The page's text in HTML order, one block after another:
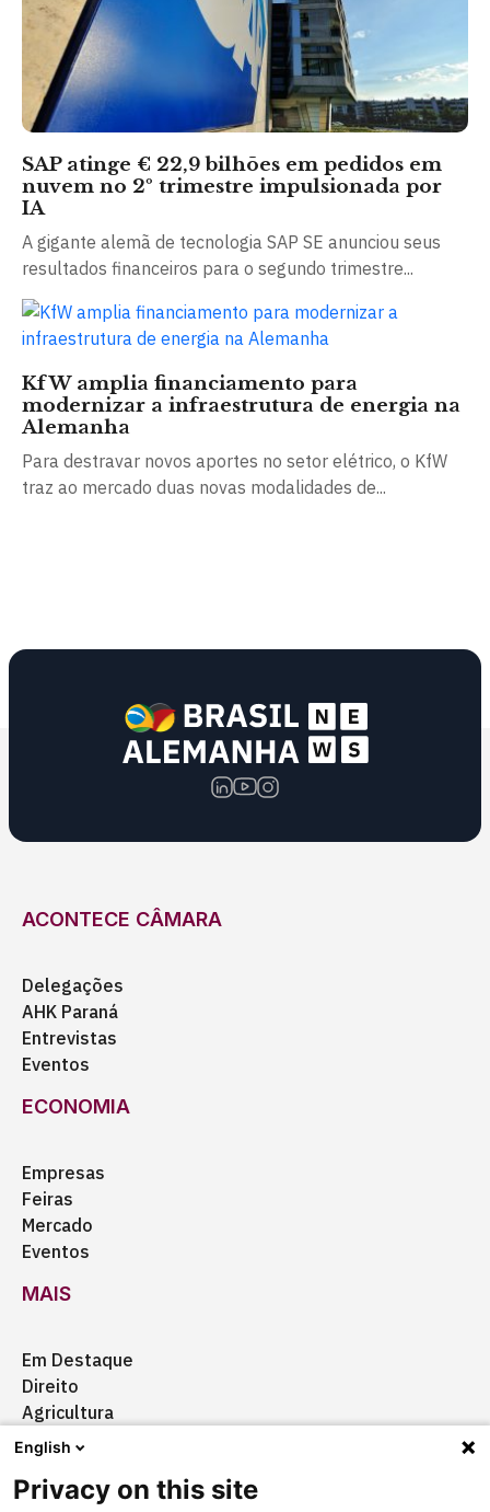
SAP atinge € 22,9 bilhões em pedidos em
nuvem no 2º trimestre impulsionada por
IA
A gigante alemã de tecnologia SAP SE anunciou seus
resultados financeiros para o segundo trimestre...
KfW amplia financiamento para
modernizar a infraestrutura de energia na
Alemanha
Para destravar novos aportes no setor elétrico, o KfW
traz ao mercado duas novas modalidades de...
ACONTECE CÂMARA
Delegações
AHK Paraná
Entrevistas
Eventos
ECONOMIA
Empresas
Feiras
Mercado
Eventos
MAIS
Em Destaque
Direito
Agricultura
Certificação
Aquisições
English
Privacy on this site